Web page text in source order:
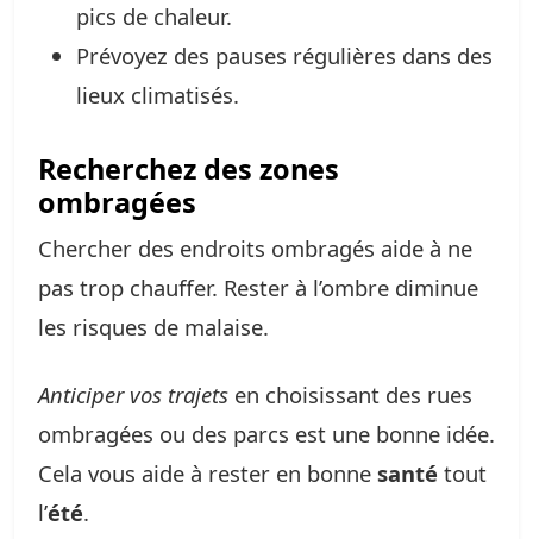
pics de chaleur.
Prévoyez des pauses régulières dans des
lieux climatisés.
Recherchez des zones
ombragées
Chercher des endroits ombragés aide à ne
pas trop chauffer. Rester à l’ombre diminue
les risques de malaise.
Anticiper vos trajets en choisissant des rues
ombragées ou des parcs est une bonne idée.
Cela vous aide à rester en bonne santé tout
l’été.